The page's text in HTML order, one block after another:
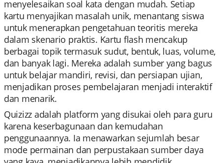
menyelesaikan soal kata dengan mudah. Setiap
kartu menyajikan masalah unik, menantang siswa
untuk menerapkan pengetahuan teoritis mereka
dalam skenario praktis. Kartu flash mencakup
berbagai topik termasuk sudut, bentuk, luas, volume,
dan banyak lagi. Mereka adalah sumber yang bagus
untuk belajar mandiri, revisi, dan persiapan ujian,
menjadikan proses pembelajaran menjadi interaktif
dan menarik.
Quizizz adalah platform yang disukai oleh para guru
karena keserbagunaan dan kemudahan
penggunaannya. Ia menawarkan sejumlah besar
mode permainan dan perpustakaan sumber daya